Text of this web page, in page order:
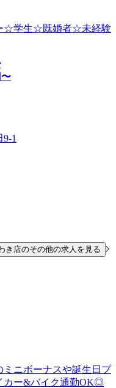
☆学生☆既婚者☆未経験
〜
1
き店のその他の求人を見る
ミニボーナスや誕生日プ
カー&バイク通勤OK◎